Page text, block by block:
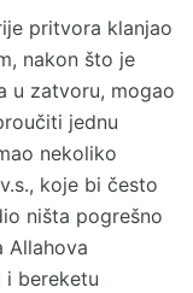
pritvora klanjao
nakon što je
u zatvoru, mogao
jednu
nekoliko
koje bi često
ništa pogrešno
Allahova
i bereketu